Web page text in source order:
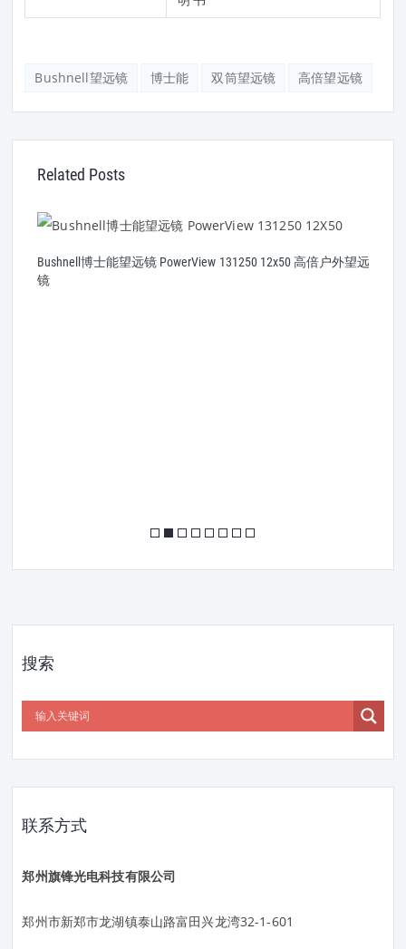
Bushnell望远镜 博士能 双筒望远镜 高倍望远镜
Related Posts
Bushnell博士能望远镜 PowerView 131250 12x50 高倍户外望远
镜
搜索
联系方式
郑州旗锋光电科技有限公司
郑州市新郑市龙湖镇泰山路富田兴龙湾32-1-601